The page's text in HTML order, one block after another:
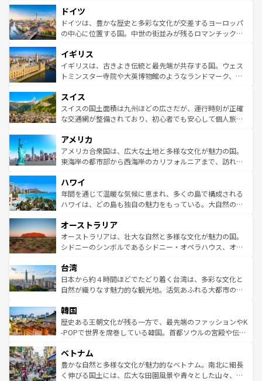
せる。地方によって風土や気候が異なるスペインはその個
性で訪れる人を魅了する。 なお、新着のスペイン情報は コ
ンテンツ一覧を参照してほしい。
で、幅広い魅力が詰まっている。華麗な宮殿、歴史的な大
聖堂、美しいビーチ、そして豊かな自然が、訪れる者を心
から魅了する。また、フランスは美食の国としても知ら
いる。シャンパンの発祥地であるランス、プロヴァンスの
香り高いラベンダー畑など、多彩な楽しみ方が可能だ。さ
らに、パリ以外の地域にも魅力が溢れており、どの街角に
れる地方に足を運ぶとそれぞれで全く異なる文化を体験で
きるだろう。 なお、新着のフランス情報はコンテンツ一覧
を参照してほしい。
ドイツ
ドイツは、豊かな歴史と多彩な文化が交差するヨーロッパ
の中心に位置する国。中世の街並みが残るロマンチック街
顔を持つこの国は、どこを歩いても飽きることがない。ベ
ルリンの文化的活気、バイエルン州のアルプスの絶景、そ
してライン川沿いのワイン畑といった風景は必見。ビール
は、お酒好きな人にはぜひ体験してほしい。 なお、新着の
ドイツ情報はコンテンツ一覧を参照してほしい。
イギリス
イギリスは、古きよき伝統と最先端が共存する国。ウェス
トミンスター寺院や大英博物館のようなランドマーク、歴
リアごとに異なる魅力がある。また、優雅なアフタヌーン
ティー、ビール好きにはたまらない英国パブ、サッカー観
戦など、本場だからこそできる体験も豊富。イギリスを旅
ンツ一覧を参照してほしい。
スイス
スイスの国土面積は九州ほどの広さだが、運行時刻が正確
な交通網が整備されており、初心者でも安心して個人旅行
の建物がそのまま残る町や、スイスならではのユニークな
博物館もあり、アルプス観光だけでなく町歩きも満喫する
ことができる。国民の所得が高いため物価も高いが、旅行
ば市内交通費無料で観光を楽しむこともできる。 なお、新
着のスイス情報はコンテンツ一覧 を参照してほしい。
アメリカ
アメリカ合衆国は、広大な土地と多様な文化が魅力の国。
東海岸の都市部から西海岸のカリフォルニアまで、訪れる
のような巨大都市は、観光、ショッピング、エンターテイ
ンメントが詰まった刺激的なスポットだ。一方、アメリカ
西部には大自然が広がり、グランドキャニオンやイエロー
部のニューオーリンズでは、音楽と美食が融合した独特の
文化が魅力。旅行者はアメリカの各地域で異なる魅力を楽
しみながら、その多様性と豊かな歴史を感じることができ
ならではの贅沢な旅のスタイルだ。 なお、新着のアメリカ
情報はコンテンツ一覧を参照してほしい。
ハワイ
年間を通じて温暖な気候に恵まれ、多くの島で構成される
ハワイは、どの島も独自の魅力をもっている。大自然の神
ワイ島は見逃せない。また、定番の観光地といえばオアフ
島だが、静かな自然を求めるならマウイ島やカウアイ島が
おすすめ。エメラルドグリーンに輝く海をはじめ、豊かな
れるおもてなしの心で訪れる人々を迎えてくれるハワイの
人々、おいしいローカルフードやハワイアンミュージッ
ク、伝統的なフラダンスなど、すべてがハワイの魅力を彩
ワイを、存分に味わってほしい。 なお、新着のハワイ情報
はコンテンツ一覧を参照してほしい。
オーストラリア
オーストラリアは、壮大な自然と多様な文化が魅力の国。
シドニーのシンボルであるシドニー・オペラハウス、オー
リアリーフや大陸中央部にそびえるウルル（エアーズロッ
ク）、タスマニアの美しい原生林やケアンズの熱帯雨林な
ど、見どころがたくさん。また、カフェやワイン、オージ
いる。アクティビティも充実しており、サーフィンやダイ
ビング、ハイキングなど、アウトドア好きにはたまらな
い。オーストラリアの多彩な魅力を存分に味わいつくそ
参照してほしい。
台湾
日本から約４時間ほどでたどり着く台湾は、多彩な文化と
自然が織りなす魅力的な観光地。活気あふれる大都市の台
ン）、静ひつな山岳地帯である台湾東部など、都市の喧騒
と山間の静けさが共存しており、訪れる人に新しい発見と
驚きをもたらしてくれる。また、奥深い台湾の食文化も魅
容にもいいと評判のスイーツなど、バラエティ豊かな料理
が味わえる。 なお、新着の台湾情報は コンテンツ一覧を参
照してほしい。
韓国
歴史ある王朝文化が残る一方で、最先端のファッションやK
-POPで世界を席巻している韓国。首都ソウルの宮殿や伝統
き、地方に足を延ばせば四季折々の自然美を楽しむことが
できる。そして、キムチや焼肉、絶品のストリートフード
まで、さまざまな韓国料理が待っている。夜には、韓国な
ベトナム
豊かな自然と多様な文化が魅力的なベトナム。南北に細長
く伸びる国土には、広大な田園風景や青々とした山々、世